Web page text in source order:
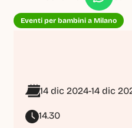
Eventi per bambini a Milano
14 dic 2024-14 dic
14.30